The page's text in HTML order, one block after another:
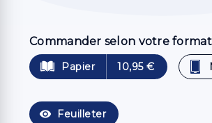
Commander selon votre format
Papier 10,95 €
visibility Feuilleter